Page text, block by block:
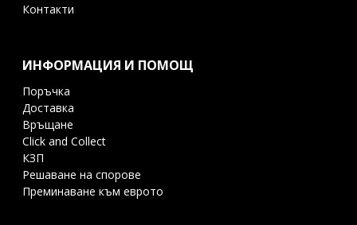
Контакти
ИНФОРМАЦИЯ И ПОМОЩ
Поръчка
Доставка
Връщане
Click and Collect
КЗП
Решаване на спорове
Преминаване към еврото